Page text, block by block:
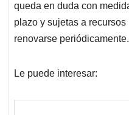
queda en duda con
plazo y sujetas a
renovarse periódicamente.
Le puede interesar: